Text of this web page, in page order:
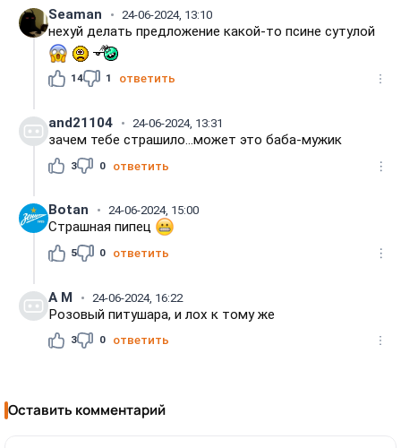
Seaman 24-06-2024, 13:10
нехуй делать предложение какой-то псине сутулой
14 1 ответить
and21104 24-06-2024, 13:31
зачем тебе страшило...может это баба-мужик
3 0 ответить
Вotan 24-06-2024, 15:00
Страшная пипец
5 0 ответить
А M 24-06-2024, 16:22
Розовый питушара, и лох к тому же
3 0 ответить
Оставить комментарий